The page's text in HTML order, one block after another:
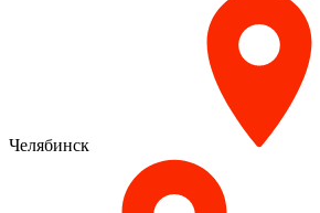
Челябинск